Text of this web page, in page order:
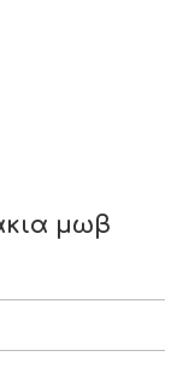
μωβ